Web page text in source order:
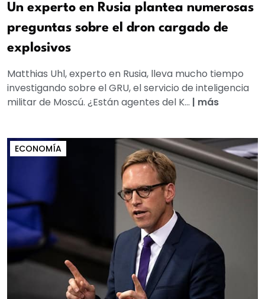
Un experto en Rusia plantea numerosas
preguntas sobre el dron cargado de
explosivos
Matthias Uhl, experto en Rusia, lleva mucho tiempo
investigando sobre el GRU, el servicio de inteligencia
militar de Moscú. ¿Están agentes del K... | más
ECONOMÍA